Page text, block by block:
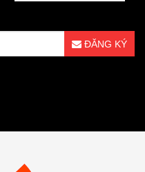
ĐĂNG KÝ